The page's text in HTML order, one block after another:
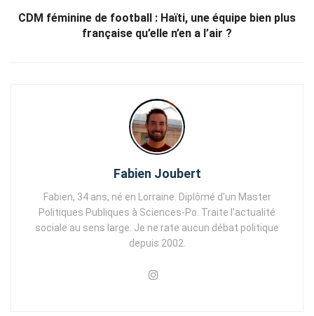
CDM féminine de football : Haïti, une équipe bien plus
française qu’elle n’en a l’air ?
Fabien Joubert
Fabien, 34 ans, né en Lorraine. Diplômé d'un Master
Politiques Publiques à Sciences-Po. Traite l'actualité
sociale au sens large. Je ne rate aucun débat politique
depuis 2002.